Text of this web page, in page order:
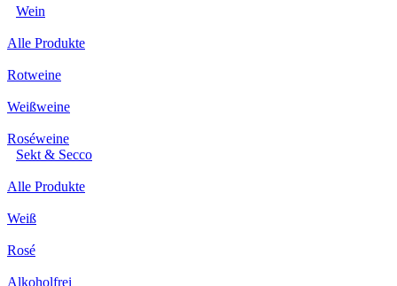
Wein
Alle Produkte
Rotweine
Weißweine
Roséweine
Sekt & Secco
Alle Produkte
Weiß
Rosé
Alkoholfrei